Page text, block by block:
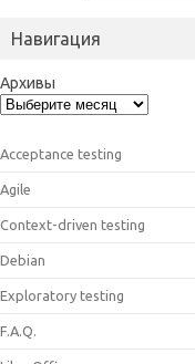
Навигация
Архивы
Acceptance testing
Agile
Context-driven testing
Debian
Exploratory testing
F.A.Q.